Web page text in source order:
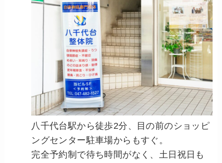
八千代台駅から徒歩2分、目の前のショッピ
ングセンター駐車場からもすぐ。
完全予約制で待ち時間がなく、土日祝日も